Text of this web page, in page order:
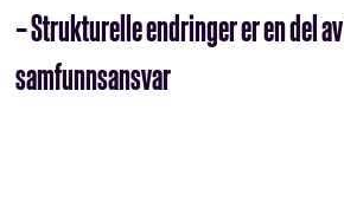
– Strukturelle endringer er en del
samfunnsansvar